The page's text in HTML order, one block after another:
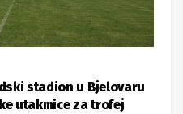
stadion u Bjelovaru
utakmice za trofej